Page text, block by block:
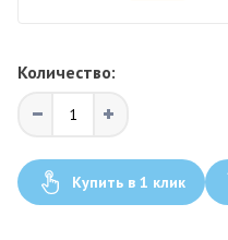
Количество:
Купить в 1 клик